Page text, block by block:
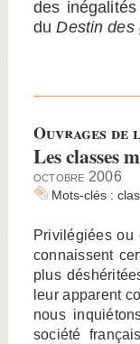
des
duDestin des
Ouvrages
Les classes
octobre 2006
Mots-clés :
Privilégiées ou
connaissent
plus
leur apparent
nous
société